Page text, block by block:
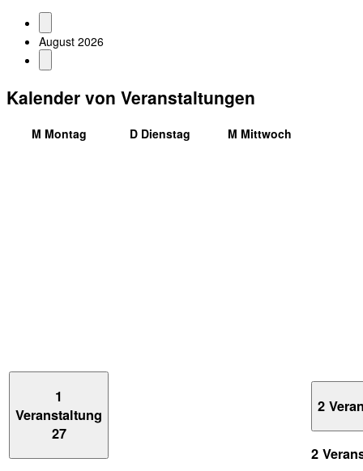
August 2026
Kalender von Veranstaltungen
M Montag D Dienstag M Mittwoch
1
Veranstaltung
27
2
2